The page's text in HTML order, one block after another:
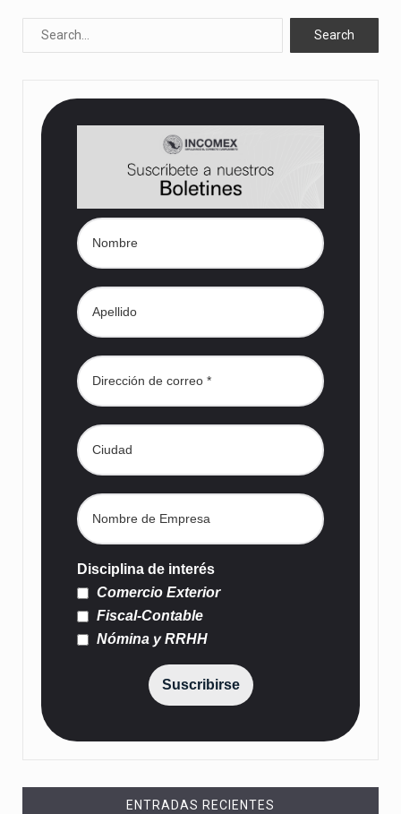
Disciplina de interés
Comercio Exterior
Fiscal-Contable
Nómina y RRHH
Suscribirse
ENTRADAS RECIENTES